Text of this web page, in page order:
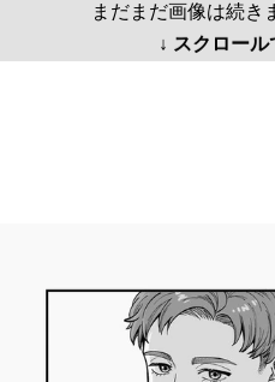
まだまだ画像は続き
↓ スクロール